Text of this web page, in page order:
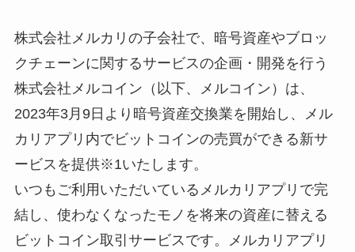
株式会社メルカリの子会社で、暗号資産やブロッ
クチェーンに関するサービスの企画・開発を行う
株式会社メルコイン（以下、メルコイン）は、
2023年3月9日より暗号資産交換業を開始し、メル
カリアプリ内でビットコインの売買ができる新サ
ービスを提供※1いたします。
いつもご利用いただいているメルカリアプリで完
結し、使わなくなったモノを将来の資産に替える
ビットコイン取引サービスです。メルカリアプリ